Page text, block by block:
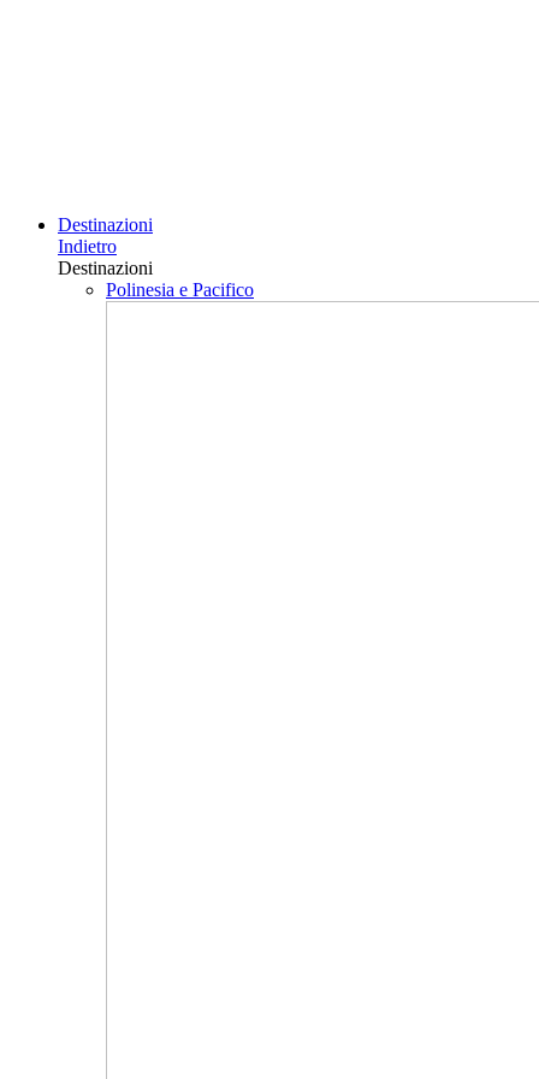
Destinazioni
Indietro
Destinazioni
Polinesia e Pacifico